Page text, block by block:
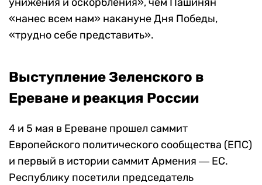
«нанес всем нам» накануне Дня Победы,
«трудно себе представить».
Выступление Зеленского в
Ереване и реакция России
4 и 5 мая в Ереване прошел саммит
Европейского политического сообщества (ЕПС)
и первый в истории саммит Армения ― ЕС.
Республику посетили председатель